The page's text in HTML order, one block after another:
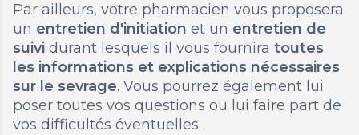
Par ailleurs, votre pharmacien vous proposera
un entretien d'initiation et un entretien de
suivi durant lesquels il vous fournira toutes
les informations et explications nécessaires
sur le sevrage. Vous pourrez également lui
poser toutes vos questions ou lui faire part de
vos difficultés éventuelles.